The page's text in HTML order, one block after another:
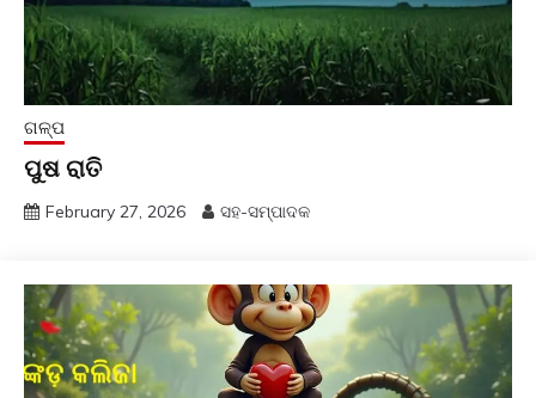
ଗଳ୍ପ
ପୁଷ ରାତି
February 27, 2026 ସହ-ସମ୍ପାଦକ